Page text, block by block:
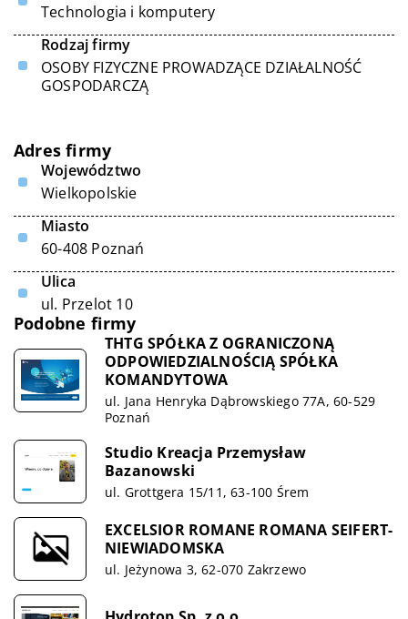
Technologia i komputery
Rodzaj firmy
OSOBY FIZYCZNE PROWADZĄCE DZIAŁALNOŚĆ
GOSPODARCZĄ
Adres firmy
Województwo
Wielkopolskie
Miasto
60-408 Poznań
Ulica
ul. Przelot 10
Podobne firmy
THTG SPÓŁKA Z OGRANICZONĄ
ODPOWIEDZIALNOŚCIĄ SPÓŁKA
KOMANDYTOWA
ul. Jana Henryka Dąbrowskiego 77A, 60-529
Poznań
Studio Kreacja Przemysław
Bazanowski
ul. Grottgera 15/11, 63-100 Śrem
EXCELSIOR ROMANE ROMANA SEIFERT-
NIEWIADOMSKA
ul. Jeżynowa 3, 62-070 Zakrzewo